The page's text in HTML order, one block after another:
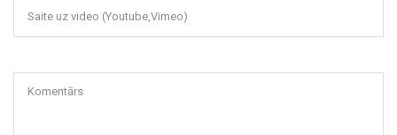
Saite uz video (Youtube,Vimeo)
Komentārs